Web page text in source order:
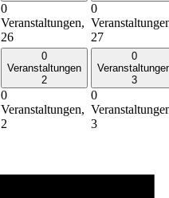
0
Veranstaltungen,
26
0
27
0
Veranstaltungen
2
0
Veranstaltungen,
2
0
3
0
3